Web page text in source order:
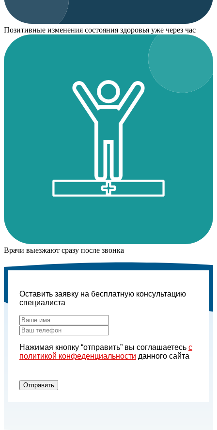
Позитивные изменения состояния здоровья уже через час
Врачи выезжают сразу после звонка
Оставить заявку на бесплатную консультацию
специалиста
Нажимая кнопку “отправить” вы соглашаетесь с
политикой конфеденциальности данного сайта
Отправить